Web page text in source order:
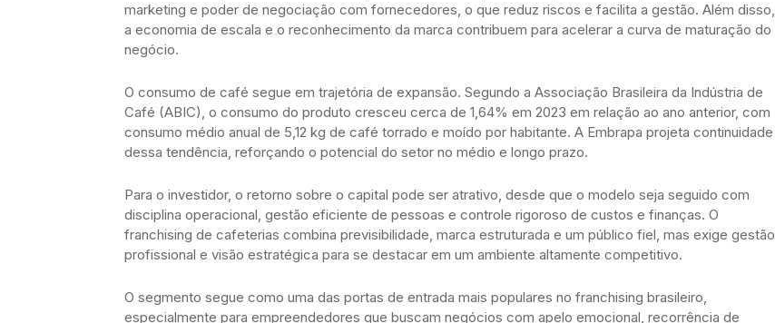
marketing e poder de negociação com fornecedores, o que reduz riscos e facilita a gestão. Além disso,
a economia de escala e o reconhecimento da marca contribuem para acelerar a curva de maturação do
negócio.
O consumo de café segue em trajetória de expansão. Segundo a Associação Brasileira da Indústria de
Café (ABIC), o consumo do produto cresceu cerca de 1,64% em 2023 em relação ao ano anterior, com
consumo médio anual de 5,12 kg de café torrado e moído por habitante. A Embrapa projeta continuidade
dessa tendência, reforçando o potencial do setor no médio e longo prazo.
Para o investidor, o retorno sobre o capital pode ser atrativo, desde que o modelo seja seguido com
disciplina operacional, gestão eficiente de pessoas e controle rigoroso de custos e finanças. O
franchising de cafeterias combina previsibilidade, marca estruturada e um público fiel, mas exige gestão
profissional e visão estratégica para se destacar em um ambiente altamente competitivo.
O segmento segue como uma das portas de entrada mais populares no franchising brasileiro,
especialmente para empreendedores que buscam negócios com apelo emocional, recorrência de